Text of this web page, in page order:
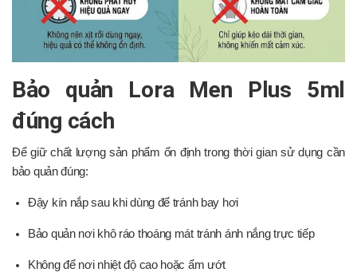
Bảo quản Lora Men Plus 5ml
đúng cách
Để giữ chất lượng sản phẩm ổn định trong thời gian sử dụng cần
bảo quản đúng:
Đậy kín nắp sau khi dùng để tránh bay hơi
Bảo quản nơi khô ráo thoáng mát tránh ánh nắng trực tiếp
Không để nơi nhiệt độ cao hoặc ẩm ướt